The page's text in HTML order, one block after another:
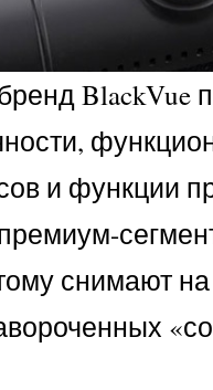
BlackVue
и функции
снимают